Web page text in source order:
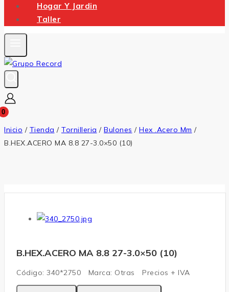
Hogar Y Jardin
Taller
0
Inicio / Tienda / Tornilleria / Bulones / Hex .Acero Mm /
B.HEX.ACERO MA 8.8 27-3.0×50 (10)
B.HEX.ACERO MA 8.8 27-3.0×50 (10)
Código: 340*2750 Marca: Otras Precios + IVA